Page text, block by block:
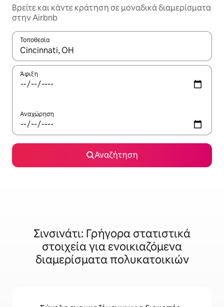
Βρείτε και κάντε κράτηση σε μοναδικά διαμερίσματα
στην Airbnb
Τοποθεσία
Όταν τα αποτελέσματα είναι διαθέσιμα, μπορείτε να
Άφιξη
Αναχώρηση
Αναζήτηση
Σινσινάτι: Γρήγορα στατιστικά
στοιχεία για ενοικιαζόμενα
διαμερίσματα πολυκατοικιών